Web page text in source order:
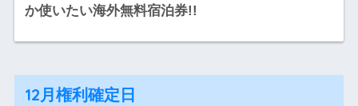
か使いたい海外無料宿泊券!!
12月権利確定日